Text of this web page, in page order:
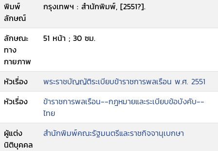
พิมพ์
ลักษณ์
กรุงเทพฯ : สำนักพิมพ์, [2551?].
ลักษณะ
ทาง
กายภาพ
51 หน้า ; 30 ซม.
หัวเรื่อง
พระราชบัญญัติระเบียบข้าราชการพลเรือน พ.ศ. 2551
หัวเรื่อง
ข้าราชการพลเรือน--กฎหมายและระเบียบข้อบังคับ--
ไทย
ผู้แต่ง
นิติบุคคล
สำนักพิมพ์คณะรัฐมนตรีและราชกิจจานุเบกษา